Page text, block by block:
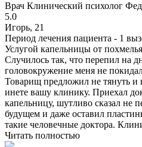
Врач Клинический психолог
5.0
Игорь, 21
Период лечения пациента - 1
Услугой капельницы от
Случилось так, что перепил на
головокружение меня не
Товарищ предложил не тянуть и
инете вашу клинику. Приехал
капельницу, шутливо сказал не
будущем и даже оставил
такие человечные доктора.
Читать полностью